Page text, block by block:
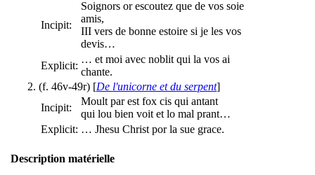
Incipit:
Soignors or escoutez que de vos soie
amis,
III vers de bonne estoire si je les vos
devis…
Explicit:
… et moi avec noblit qui la vos ai
chante.
(f. 46v-49r) [De l'unicorne et du serpent]
Incipit:
Moult par est fox cis qui antant
qui lou bien voit et lo mal prant…
Explicit: … Jhesu Christ por la sue grace.
Description matérielle